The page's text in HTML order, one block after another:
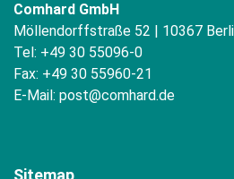
Comhard GmbH
Möllendorffstraße 52 | 10367
Tel: +49 30 55096-0
Fax: +49 30 55960-21
E-Mail: post@comhard.de
Sitemap